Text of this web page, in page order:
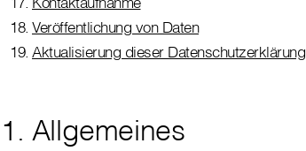
Veröffentlichung von Daten
Aktualisierung dieser Datenschutzerklärung
1. Allgemeines